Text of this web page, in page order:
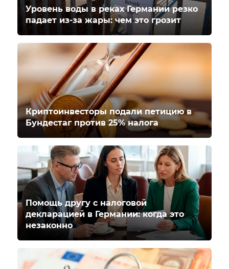
Уровень воды в реках Германии резко
падает из-за жары: чем это грозит
Криптоинвесторы подали петицию в
Бундестаг против 25% налога
Помощь другу с налоговой
декларацией в Германии: когда это
незаконно